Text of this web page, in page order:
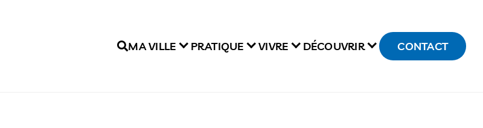
MA VILLE PRATIQUE VIVRE DÉCOUVRIR CONTACT